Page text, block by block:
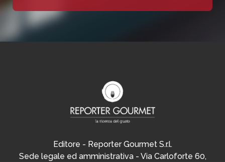
Editore - Reporter Gourmet S.r.l.
Sede legale ed amministrativa - Via Carloforte 60,